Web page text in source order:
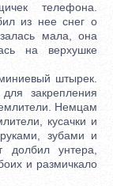
телефона.
из нее снег о
мала, она
на верхушке
штырек.
закрепления
Немцам
кусачки и
зубами и
долбил унтера,
и размичкало